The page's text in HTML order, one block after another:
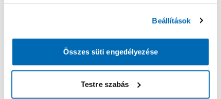
Beállítások
Összes süti engedélyezése
Testre szabás